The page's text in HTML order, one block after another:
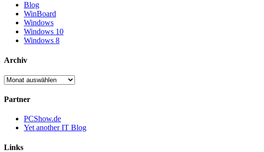
Blog
WinBoard
Windows
Windows 10
Windows 8
Archiv
Archiv
Partner
PCShow.de
Yet another IT Blog
Links